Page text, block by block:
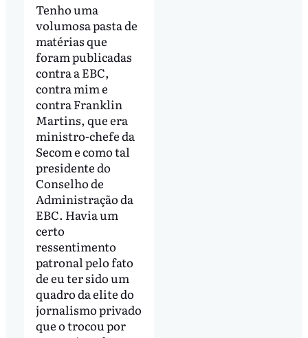
Tenho uma
volumosa pasta de
matérias que
foram publicadas
contra a EBC,
contra mim e
contra Franklin
Martins, que era
ministro-chefe da
Secom e como tal
presidente do
Conselho de
Administração da
EBC. Havia um
certo
ressentimento
patronal pelo fato
de eu ter sido um
quadro da elite do
jornalismo privado
que o trocou por